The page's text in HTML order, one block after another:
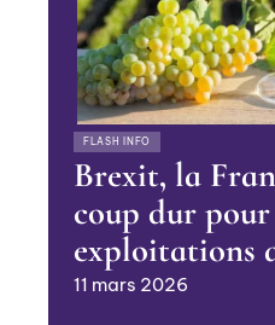
FLASH INFO
Brexit, la
coup dur pour
exploitations
11 mars 2026